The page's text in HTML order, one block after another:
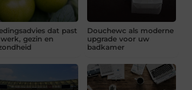
dat past
gezin en
Douchewc als moderne
upgrade voor uw
badkamer